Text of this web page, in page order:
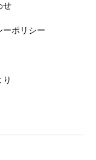
せ
ーポリシー